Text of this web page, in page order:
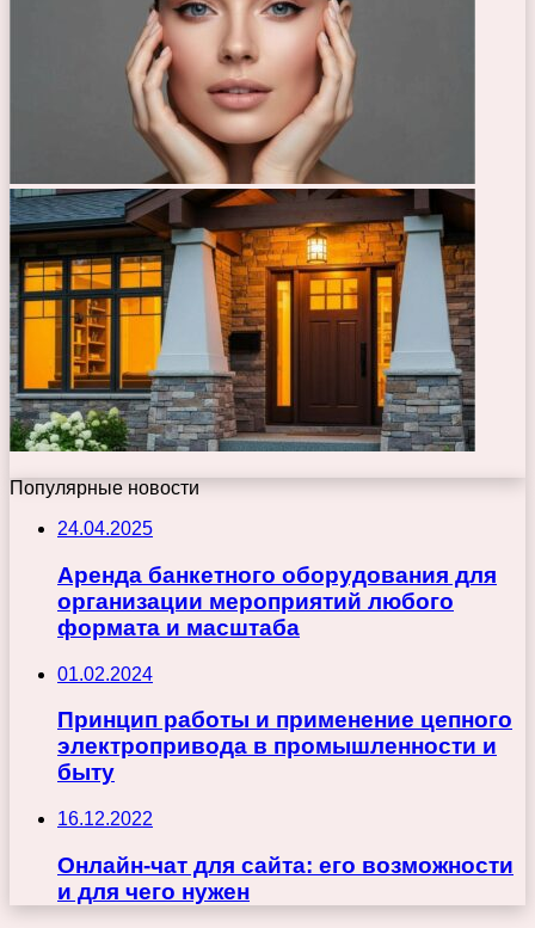
Популярные новости
24.04.2025
Аренда банкетного оборудования для
организации мероприятий любого
формата и масштаба
01.02.2024
Принцип работы и применение цепного
электропривода в промышленности и
быту
16.12.2022
Онлайн-чат для сайта: его возможности
и для чего нужен